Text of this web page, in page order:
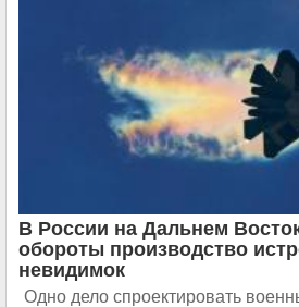
В России на Дальнем
обороты производство
невидимок
Одно дело спроектировать